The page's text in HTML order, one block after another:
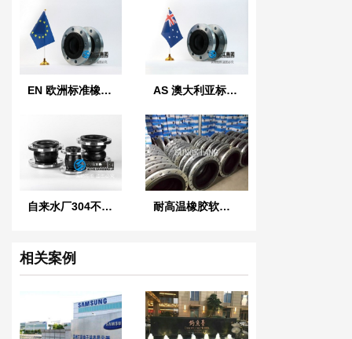
EN 欧洲标准橡胶膨胀节 AS 澳大利亚标准橡胶膨胀节
自来水厂304不锈钢橡胶管接头 耐高温橡胶软接头
相关案例